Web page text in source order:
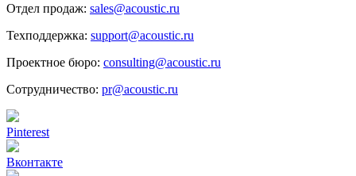
Отдел продаж: sales@acoustic.ru
Техподдержка: support@acoustic.ru
Проектное бюро: consulting@acoustic.ru
Сотрудничество: pr@acoustic.ru
Pinterest
Вконтакте